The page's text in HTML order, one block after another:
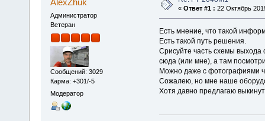
Администратор
Ветеран
Сообщений: 3029
Карма: +301/-5
Модератор
« Ответ #1 : 22 Октябрь
Есть мнение, что такой
Есть такой путь решения.
Срисуйте часть схемы выхода
сюда (или мне), а там
Можно даже с фотографиями
Сожалею, но мне наше
Хотя давно предлагаю